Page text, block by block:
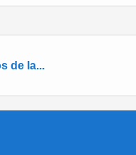
de la...